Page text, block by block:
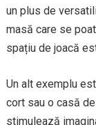
un plus de
masă care se
spațiu de joacă
Un alt exemplu
cort sau o casă
stimulează